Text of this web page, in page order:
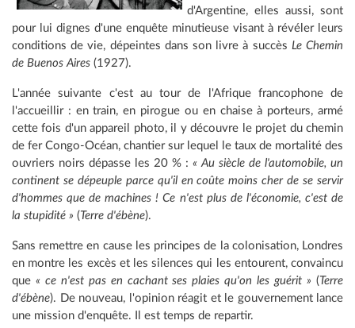
d'Argentine, elles aussi, sont
pour lui dignes d'une enquête minutieuse visant à révéler leurs
conditions de vie, dépeintes dans son livre à succès Le Chemin
de Buenos Aires (1927).
L'année suivante c'est au tour de l'Afrique francophone de
l'accueillir : en train, en pirogue ou en chaise à porteurs, armé
cette fois d'un appareil photo, il y découvre le projet du chemin
de fer Congo-Océan, chantier sur lequel le taux de mortalité des
ouvriers noirs dépasse les 20 % : « Au siècle de l'automobile, un
continent se dépeuple parce qu'il en coûte moins cher de se servir
d'hommes que de machines ! Ce n'est plus de l'économie, c'est de
la stupidité » (Terre d'ébène).
Sans remettre en cause les principes de la colonisation, Londres
en montre les excès et les silences qui les entourent, convaincu
que « ce n'est pas en cachant ses plaies qu'on les guérit » (Terre
d'ébène). De nouveau, l'opinion réagit et le gouvernement lance
une mission d'enquête. Il est temps de repartir.